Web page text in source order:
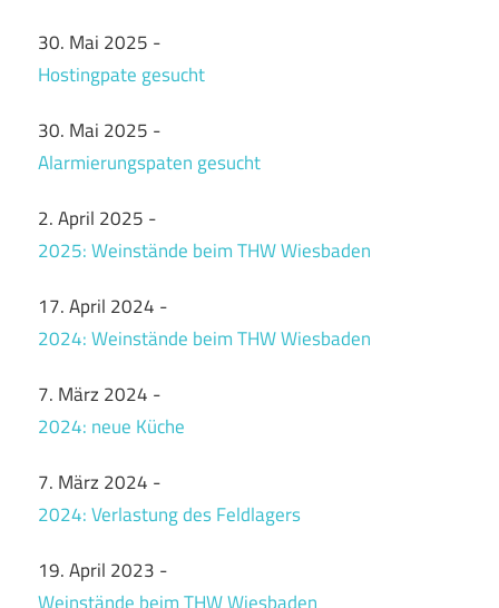
30. Mai 2025 -
Hostingpate gesucht
30. Mai 2025 -
Alarmierungspaten gesucht
2. April 2025 -
2025: Weinstände beim THW Wiesbaden
17. April 2024 -
2024: Weinstände beim THW Wiesbaden
7. März 2024 -
2024: neue Küche
7. März 2024 -
2024: Verlastung des Feldlagers
19. April 2023 -